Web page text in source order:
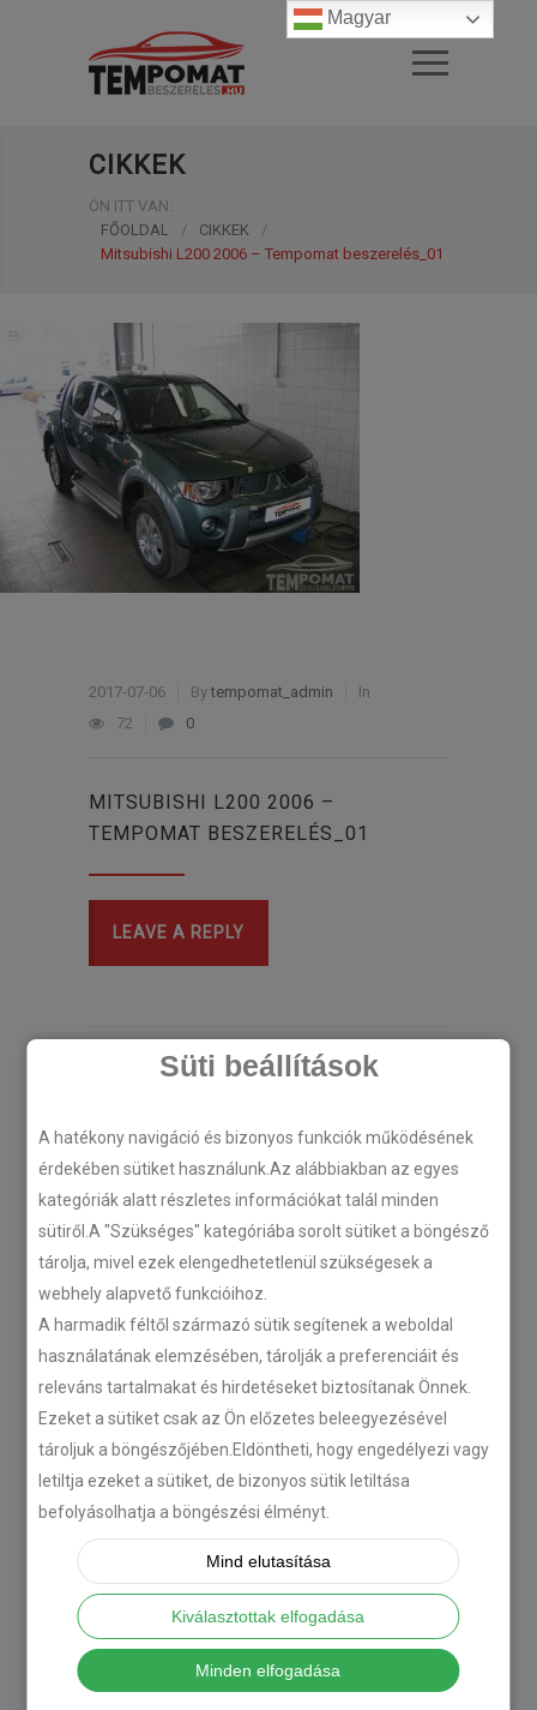
Süti beállítások
A hatékony navigáció és bizonyos funkciók működésének
érdekében sütiket használunk.Az alábbiakban az egyes
kategóriák alatt részletes információkat talál minden
sütiről.A "Szükséges" kategóriába sorolt sütiket a böngésző
tárolja, mivel ezek elengedhetetlenül szükségesek a
webhely alapvető funkcióihoz.
A harmadik féltől származó sütik segítenek a weboldal
használatának elemzésében, tárolják a preferenciáit és
releváns tartalmakat és hirdetéseket biztosítanak Önnek.
Ezeket a sütiket csak az Ön előzetes beleegyezésével
tároljuk a böngészőjében.Eldöntheti, hogy engedélyezi vagy
letiltja ezeket a sütiket, de bizonyos sütik letiltása
befolyásolhatja a böngészési élményt.
Mind elutasítása
Kiválasztottak elfogadása
Minden elfogadása
CIKKEK
ÖN ITT VAN:
FŐOLDAL
/ CIKKEK
/
Mitsubishi L200 2006 – Tempomat beszerelés_01
2017-07-06 Bytempomat_admin
In
72
0
MITSUBISHI L200 2006 –
TEMPOMAT BESZERELÉS_01
LEAVE A REPLY
LEGÚJABB CIKKEK
N-szériás teherautókhoz
2018-07-26
Isuzu D-MAX 2006 –
Tempomat beszerelés
2018-06-12
Citroën C-Zero tempomat
2018-02-14
KATEGÓRIA
Magyar